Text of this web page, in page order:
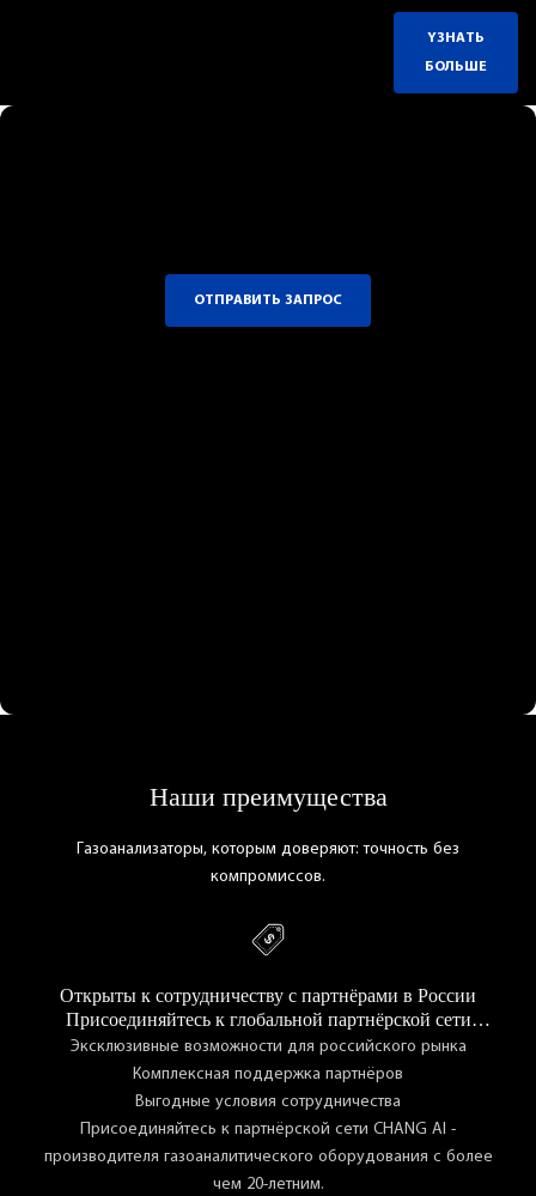
YЗНАТЬ
БОЛЬШЕ
OТПРАВИТЬ ЗАПPOC
Наши преимущества
Газоанализаторы, которым доверяют: точность без
компромиссов.
Открыты к сотрудничеству с партнёрами в России
Присоединяйтесь к глобальной партнёрской сети
CHANG AI
Эксклюзивные возможности для российского рынка
Комплексная поддержка партнёров
Выгодные условия сотрудничества
Присоединяйтесь к партнёрской сети CHANG AI -
производителя газоаналитического оборудования с более
чем 20-летним.